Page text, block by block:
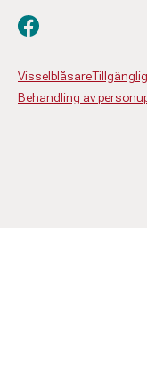
Visselblåsare
Behandling av
Besök oss på